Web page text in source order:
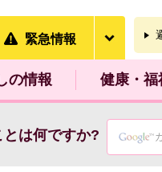
緊急情報
の情報 健康・福
は何ですか?